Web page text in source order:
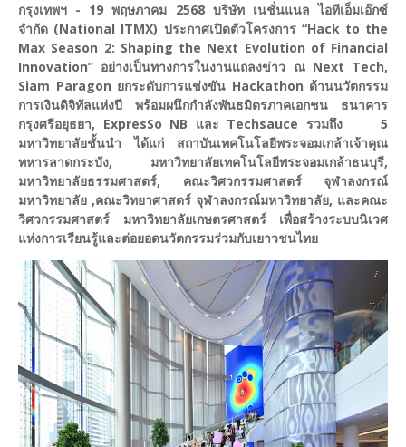
กรุงเทพฯ - 19 พฤษภาคม 2568 บริษัท เนชั่นแนล ไอทีเอ็มเอ๊กซ์
จำกัด (National ITMX) ประกาศเปิดตัวโครงการ “Hack to the
Max Season 2: Shaping the Next Evolution of Financial
Innovation” อย่างเป็นทางการในงานแถลงข่าว ณ Next Tech,
Siam Paragon ยกระดับการแข่งขัน Hackathon ด้านนวัตกรรม
การเงินดิจิทัลแห่งปี พร้อมผนึกกำลังพันธมิตรภาคเอกชน ธนาคาร
กรุงศรีอยุธยา, ExpresSo NB และ Techsauce รวมถึง 5
มหาวิทยาลัยชั้นนำ ได้แก่ สถาบันเทคโนโลยีพระจอมเกล้าเจ้าคุณ
ทหารลาดกระบัง, มหาวิทยาลัยเทคโนโลยีพระจอมเกล้าธนบุรี,
มหาวิทยาลัยธรรมศาสตร์, คณะวิศวกรรมศาสตร์ จุฬาลงกรณ์
มหาวิทยาลัย ,คณะวิทยาศาสตร์ จุฬาลงกรณ์มหาวิทยาลัย, และคณะ
วิศวกรรมศาสตร์ มหาวิทยาลัยเกษตรศาสตร์ เพื่อสร้างระบบนิเวศ
แห่งการเรียนรู้และต่อยอดนวัตกรรมร่วมกับเยาวชนไทย